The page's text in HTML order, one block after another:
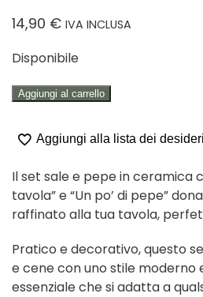
14,90 € IVA INCLUSA
Disponibile
SET
VETRO
"SALE
IN
TAVOLA
E
UN
PO'
DI
PEPE"
Aggiungi al carrello
Aggiungi alla lista dei desideri
Il set sale e pepe in ceramica
tavola” e “Un po’ di pepe”
raffinato alla tua tavola,
Pratico e decorativo, questo
e cene con uno stile moderno
essenziale che si adatta a